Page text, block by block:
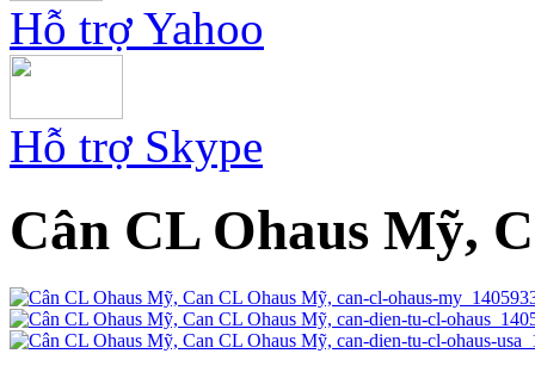
Hỗ trợ Yahoo
Hỗ trợ Skype
Cân CL Ohaus Mỹ,